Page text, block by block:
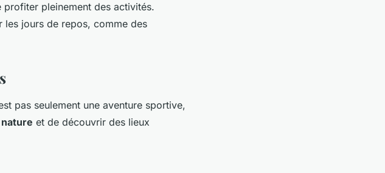
pleinement des activités.
les jours de repos, comme des
pas seulement une aventure sportive,
nature et de découvrir des lieux